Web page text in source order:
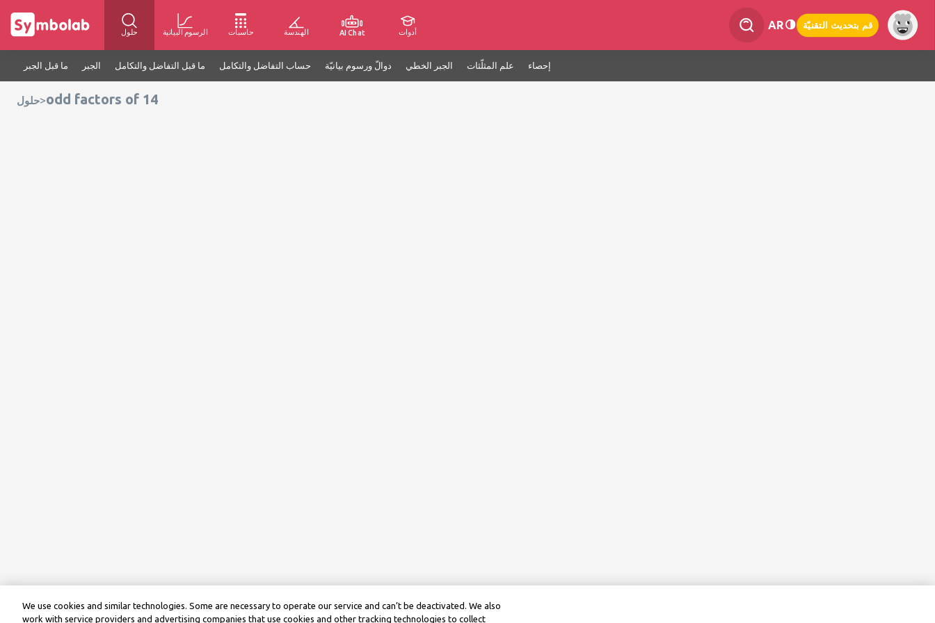
حلول الرسوم البيانية حاسبات الهندسة AI Chat أدوات
AR قم بتحديث التقنيّة
ما قبل الجبر الجبر ما قبل التفاضل والتكامل حساب التفاضل والتكامل دوالّ ورسوم بيانيّة الجبر الخطي علم المثلّثات إحصاء
حلول>odd factors of 14
We use cookies and similar technologies. Some are necessary to operate our service and can’t be deactivated. We also
work with service providers and advertising companies that use cookies and other tracking technologies to collect